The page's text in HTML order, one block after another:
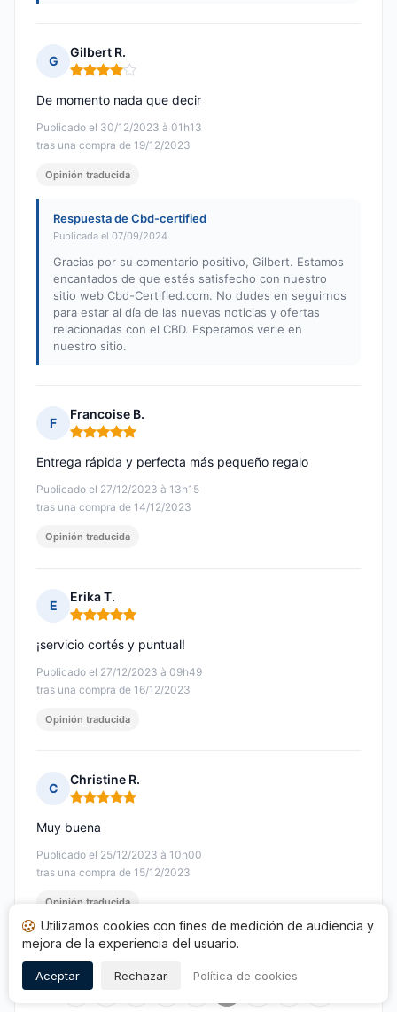
G
Gilbert R.
Nota: 4 de 5
Publicado el 30/12/2023 à 01h13
tras una compra de 19/12/2023
De momento nada que decir
Opinión traducida
Respuesta de Cbd-certified
Publicada el 07/09/2024
Gracias por su comentario positivo, Gilbert. Estamos
encantados de que estés satisfecho con nuestro
sitio web Cbd-Certified.com. No dudes en seguirnos
para estar al día de las nuevas noticias y ofertas
relacionadas con el CBD. Esperamos verle en
nuestro sitio.
F
Francoise B.
Nota: 5 de 5
Publicado el 27/12/2023 à 13h15
tras una compra de 14/12/2023
Entrega rápida y perfecta más pequeño regalo
Opinión traducida
E
Erika T.
Nota: 5 de 5
Publicado el 27/12/2023 à 09h49
tras una compra de 16/12/2023
¡servicio cortés y puntual!
Opinión traducida
C
Christine R.
Nota: 5 de 5
Publicado el 25/12/2023 à 10h00
tras una compra de 15/12/2023
Muy buena
Opinión traducida
1
Utilizamos cookies con fines de medición de audiencia y
mejora de la experiencia del usuario.
Aceptar Rechazar Política de cookies